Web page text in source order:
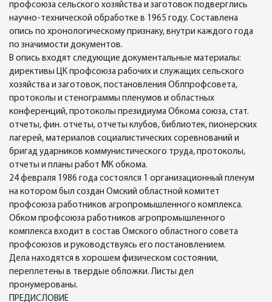
профсоюза сельского хозяйства и заготовок подверглись
научно-технической обработке в 1965 году. Составлена
опись по хронологическому признаку, внутри каждого года
по значимости документов.
В опись входят следующие документальные материалы:
директивы ЦК профсоюза рабочих и служащих сельского
хозяйства и заготовок, постановления Облпрофсовета,
протоколы и стенограммы пленумов и областных
конференций, протоколы президиума Обкома союза, стат.
отчеты, фин. отчеты, отчеты клубов, библиотек, пионерских
лагерей, материалов социалистических соревнований и
бригад ударников коммунистического труда, протоколы,
отчеты и планы работ МК обкома.
24 февраля 1986 года состоялся 1 организационный пленум
на котором был создан Омский областной комитет
профсоюза работников агропромышленного комплекса.
Обком профсоюза работников агропромышленного
комплекса входит в состав Омского областного совета
профсоюзов и руководствуясь его постановлением.
Дела находятся в хорошем физическом состоянии,
переплетены в твердые обложки. Листы дел
пронумерованы.
ПРЕДИСЛОВИЕ